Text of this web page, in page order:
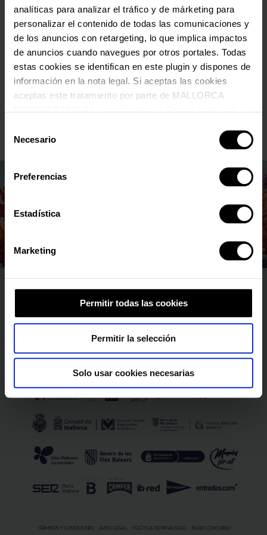
analíticas para analizar el tráfico y de márketing para
personalizar el contenido de todas las comunicaciones y
de los anuncios con retargeting, lo que implica impactos
de anuncios cuando navegues por otros portales. Todas
estas cookies se identifican en este plugin y dispones de
información en la nota legal. Si aceptas las cookies
aceptas este tratamiento por parte de MALLORCA
nuestra Política de Inteligencia Artificial.
Necesario
Preferencias
Estadística
Marketing
Permitir todas las cookies
Permitir la selección
Solo usar cookies necesarias
precios especiales, descuentos únicos y muchas
más ventajas
E-MAIL*
*Requerido
ACEPTO QUE MALLORCA MUSIC BRAND TRATE MIS
DATOS PERSONALES CONFORME A LA POLÍTICA DE
PRIVACIDAD. Puedes darte de baja o cambiar tus
SÍGUENOS EN
SPONSORS Y PATROCINADORES
TÉRMINOS Y CONDICIONES AVISO LEGAL POLÍTICA DE PRIVACIDAD
BASES CONCURSO